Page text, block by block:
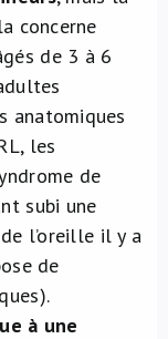
concerne
de 3 à 6
anatomiques
les
de
subi une
l’oreille il y a
de
à une